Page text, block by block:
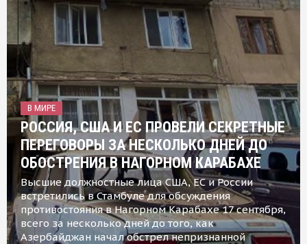
В МИРЕ
РОССИЯ, США И ЕС ПРОВЕЛИ СЕКРЕТНЫЕ
ПЕРЕГОВОРЫ ЗА НЕСКОЛЬКО ДНЕЙ ДО
ОБОСТРЕНИЯ В НАГОРНОМ КАРАБАХЕ
Высшие должностные лица США, ЕС и России
встретились в Стамбуле для обсуждения
противостояния в Нагорном Карабахе 17 сентября,
всего за несколько дней до того, как
Азербайджан начал обстрел непризнанной